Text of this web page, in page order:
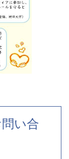
い合